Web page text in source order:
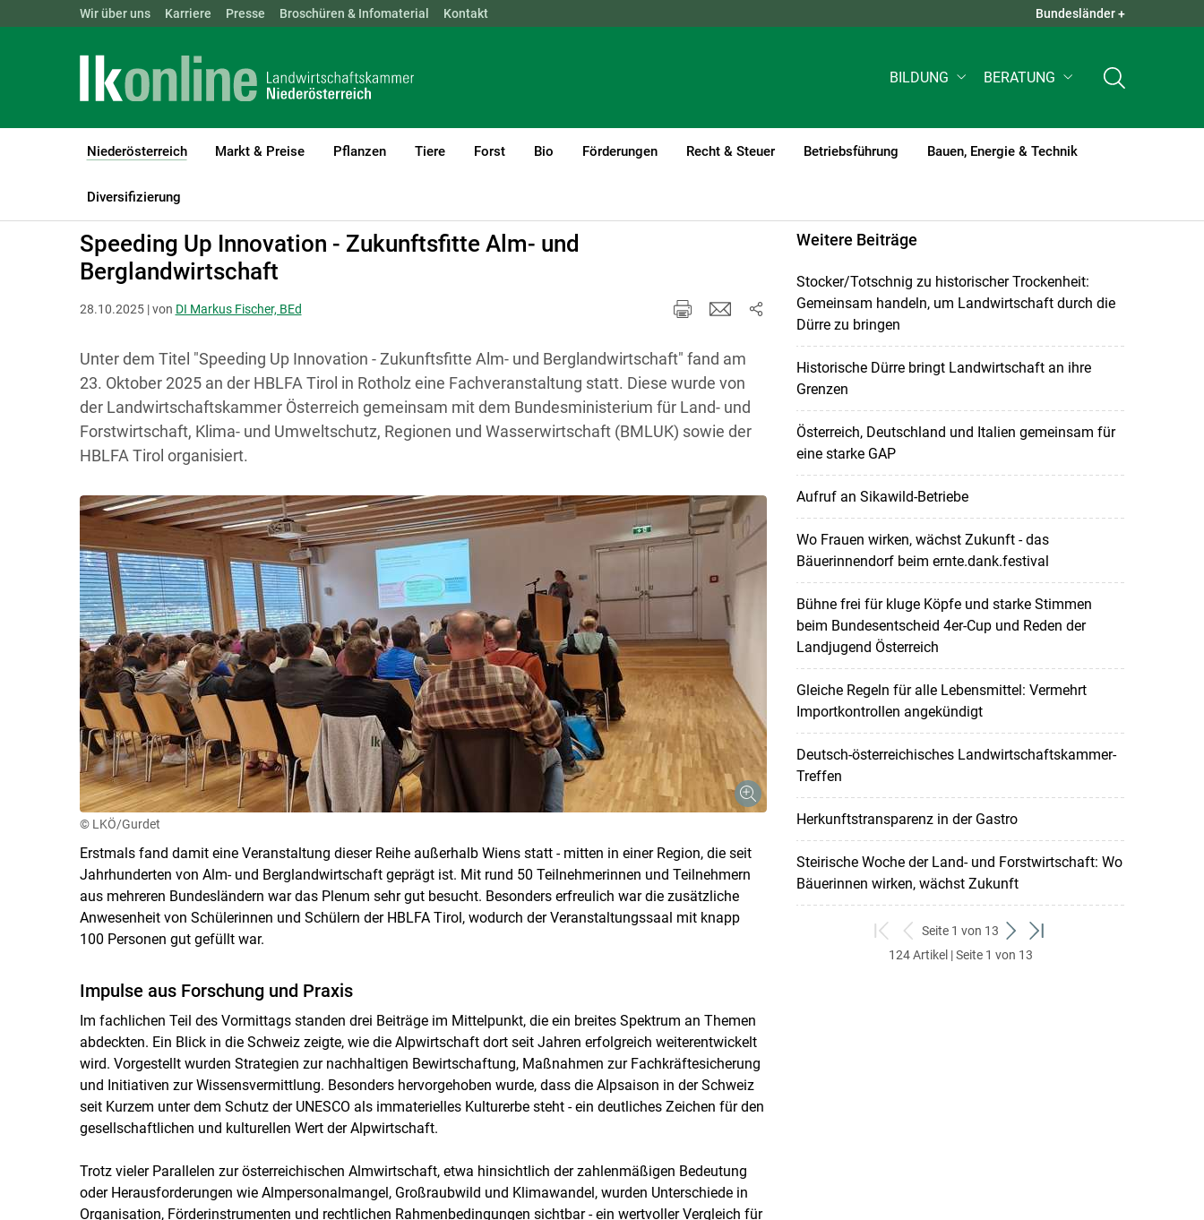
Landwirtschaftskammern: ÖSTERREICH BGLD KTN NÖ OÖ SBG QUICK LINKS +
Wir über uns Karriere Presse Broschüren & Infomaterial Kontakt Bundesländer +
BILDUNG BERATUNG
Niederösterreich
(current)1
Markt & Preise Pflanzen Tiere Forst Bio Förderungen Recht & Steuer Betriebsführung Bauen, Energie & Technik
Diversifizierung
LK Niederösterreich
Speeding Up Innovation - Zukunftsfitte Alm- und
Berglandwirtschaft
28.10.2025 | von DI Markus Fischer, BEd
Unter dem Titel "Speeding Up Innovation - Zukunftsfitte Alm- und Berglandwirtschaft" fand am
23. Oktober 2025 an der HBLFA Tirol in Rotholz eine Fachveranstaltung statt. Diese wurde von
der Landwirtschaftskammer Österreich gemeinsam mit dem Bundesministerium für Land- und
Forstwirtschaft, Klima- und Umweltschutz, Regionen und Wasserwirtschaft (BMLUK) sowie der
HBLFA Tirol organisiert.
© LKÖ/Gurdet
Erstmals fand damit eine Veranstaltung dieser Reihe außerhalb Wiens statt - mitten in einer Region, die seit
Jahrhunderten von Alm- und Berglandwirtschaft geprägt ist. Mit rund 50 Teilnehmerinnen und Teilnehmern
aus mehreren Bundesländern war das Plenum sehr gut besucht. Besonders erfreulich war die zusätzliche
Anwesenheit von Schülerinnen und Schülern der HBLFA Tirol, wodurch der Veranstaltungssaal mit knapp
100 Personen gut gefüllt war.
Impulse aus Forschung und Praxis
Im fachlichen Teil des Vormittags standen drei Beiträge im Mittelpunkt, die ein breites Spektrum an Themen
abdeckten. Ein Blick in die Schweiz zeigte, wie die Alpwirtschaft dort seit Jahren erfolgreich weiterentwickelt
wird. Vorgestellt wurden Strategien zur nachhaltigen Bewirtschaftung, Maßnahmen zur Fachkräftesicherung
und Initiativen zur Wissensvermittlung. Besonders hervorgehoben wurde, dass die Alpsaison in der Schweiz
seit Kurzem unter dem Schutz der UNESCO als immaterielles Kulturerbe steht - ein deutliches Zeichen für den
gesellschaftlichen und kulturellen Wert der Alpwirtschaft.
Trotz vieler Parallelen zur österreichischen Almwirtschaft, etwa hinsichtlich der zahlenmäßigen Bedeutung
oder Herausforderungen wie Almpersonalmangel, Großraubwild und Klimawandel, wurden Unterschiede in
Organisation, Förderinstrumenten und rechtlichen Rahmenbedingungen sichtbar - ein wertvoller Vergleich für
Weitere Beiträge
Stocker/Totschnig zu historischer Trockenheit:
Gemeinsam handeln, um Landwirtschaft durch die
Dürre zu bringen
Historische Dürre bringt Landwirtschaft an ihre
Grenzen
Österreich, Deutschland und Italien gemeinsam für
eine starke GAP
Aufruf an Sikawild-Betriebe
Wo Frauen wirken, wächst Zukunft - das
Bäuerinnendorf beim ernte.dank.festival
Bühne frei für kluge Köpfe und starke Stimmen
beim Bundesentscheid 4er-Cup und Reden der
Landjugend Österreich
Gleiche Regeln für alle Lebensmittel: Vermehrt
Importkontrollen angekündigt
Deutsch-österreichisches Landwirtschaftskammer-
Treffen
Herkunftstransparenz in der Gastro
Steirische Woche der Land- und Forstwirtschaft: Wo
Bäuerinnen wirken, wächst Zukunft
zum
ersten
zurück
zum
Seite 1 von 13
weiter
zum
zum
124 Artikel | Seite 1 von 13